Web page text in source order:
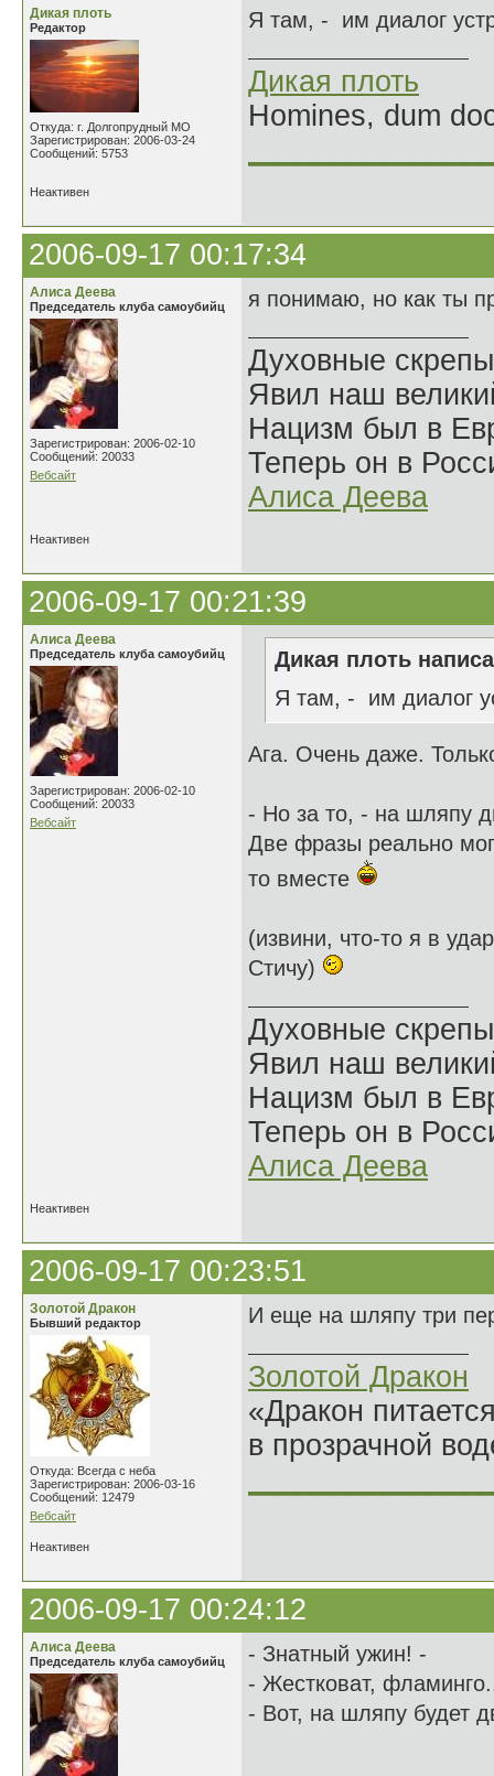
Дикая плоть
Редактор
Откуда: г. Долгопрудный МО
Зарегистрирован: 2006-03-24
Сообщений: 5753
Я там, - им диалог
Дикая плоть
Homines, dum
Неактивен
2006-09-17 00:17:34
Алиса Деева
Председатель клуба самоубийц
Зарегистрирован: 2006-02-10
Сообщений: 20033
Вебсайт
я понимаю, но как ты
Духовные
Явил наш
Нацизм был в
Теперь он в
Алиса Деева
Неактивен
2006-09-17 00:21:39
Алиса Деева
Председатель клуба самоубийц
Зарегистрирован: 2006-02-10
Сообщений: 20033
Вебсайт
Дикая плоть
Я там, - им диалог
Ага. Очень даже.
- Но за то, - на шляпу
Две фразы реально
то вместе
(извини, что-то я в
Стичу)
Духовные
Явил наш
Нацизм был в
Теперь он в
Алиса Деева
Неактивен
2006-09-17 00:23:51
Золотой Дракон
Бывший редактор
Откуда: Всегда с неба
Зарегистрирован: 2006-03-16
Сообщений: 12479
Вебсайт
И еще на шляпу три
Золотой Дракон
«Дракон
в прозрачной
Неактивен
2006-09-17 00:24:12
Алиса Деева
Председатель клуба самоубийц
- Знатный ужин! -
- Жестковат,
- Вот, на шляпу будет